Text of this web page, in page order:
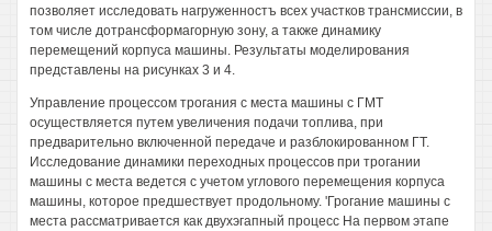
позволяет исследовать нагруженностъ всех участков трансмиссии, в
том числе дотрансформагорную зону, а также динамику
перемещений корпуса машины. Результаты моделирования
представлены на рисунках 3 и 4.
Управление процессом трогания с места машины с ГМТ
осуществляется путем увеличения подачи топлива, при
предварительно включенной передаче и разблокированном ГТ.
Исследование динамики переходных процессов при трогании
машины с места ведется с учетом углового перемещения корпуса
машины, которое предшествует продольному. 'Грогание машины с
места рассматривается как двухэгапный процесс На первом этапе